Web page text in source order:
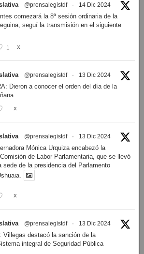
@prensalegistdf · 14 Dic 2024
comezará la 8ª sesión ordinaria de la
seguí la transmisión en el siguiente
1 X
@prensalegistdf · 13 Dic 2024
Dieron a conocer el orden del día de la
X
@prensalegistdf · 13 Dic 2024
Mónica Urquiza encabezó la
de Labor Parlamentaria, que se llevó
sede de la presidencia del Parlamento
X
@prensalegistdf · 13 Dic 2024
Villegas destacó la sanción de la
integral de Seguridad Pública